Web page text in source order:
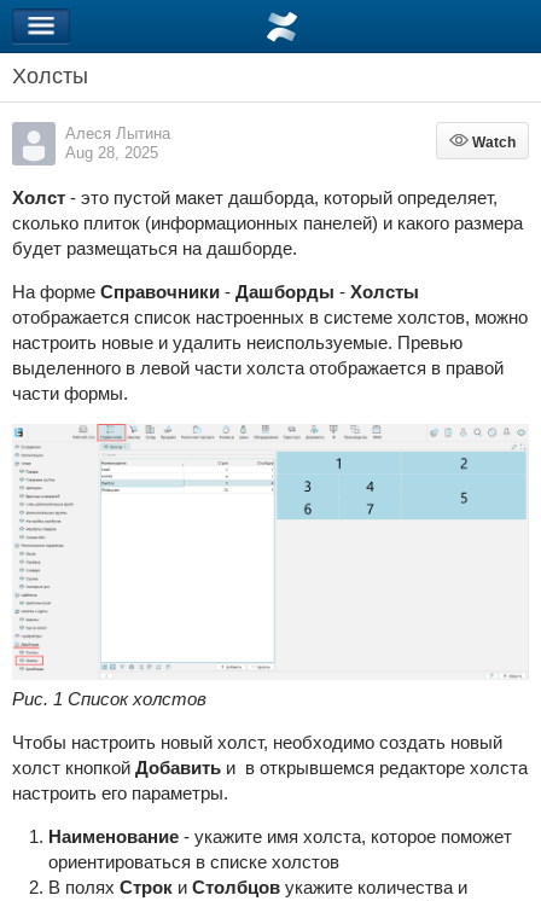
Холсты
Алеся Лытина
Aug 28, 2025
Watch
Watch
Холст - это пустой макет дашборда, который определяет,
сколько плиток (информационных панелей) и какого размера
будет размещаться на дашборде.
На форме Справочники - Дашборды - Холсты
отображается список настроенных в системе холстов, можно
настроить новые и удалить неиспользуемые. Превью
выделенного в левой части холста отображается в правой
части формы.
Рис. 1 Список холстов
Чтобы настроить новый холст, необходимо создать новый
холст кнопкой Добавить и в открывшемся редакторе холста
настроить его параметры.
Наименование - укажите имя холста, которое поможет
ориентироваться в списке холстов
В полях Строк и Столбцов укажите количества и